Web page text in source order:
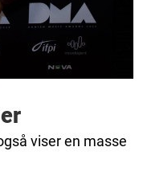
viser en masse